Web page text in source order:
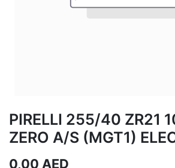
PIRELLI 255/40 ZR21
ZERO A/S (MGT1)
0,00 AED